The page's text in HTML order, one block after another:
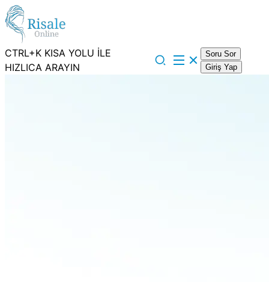
CTRL+K KISA YOLU İLE
HIZLICA ARAYIN
Soru Sor
Giriş Yap